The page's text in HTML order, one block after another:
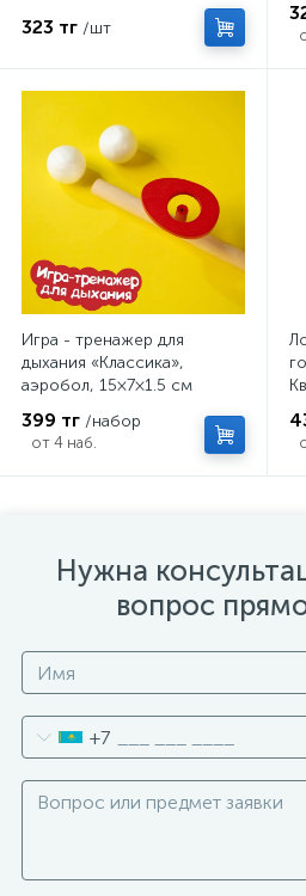
323 тг /шт
Игра - тренажер для
дыхания «Классика»,
аэробол, 15×7×1.5 см
399 тг /набор
от 4 наб.
Нужна
вопрос
+7